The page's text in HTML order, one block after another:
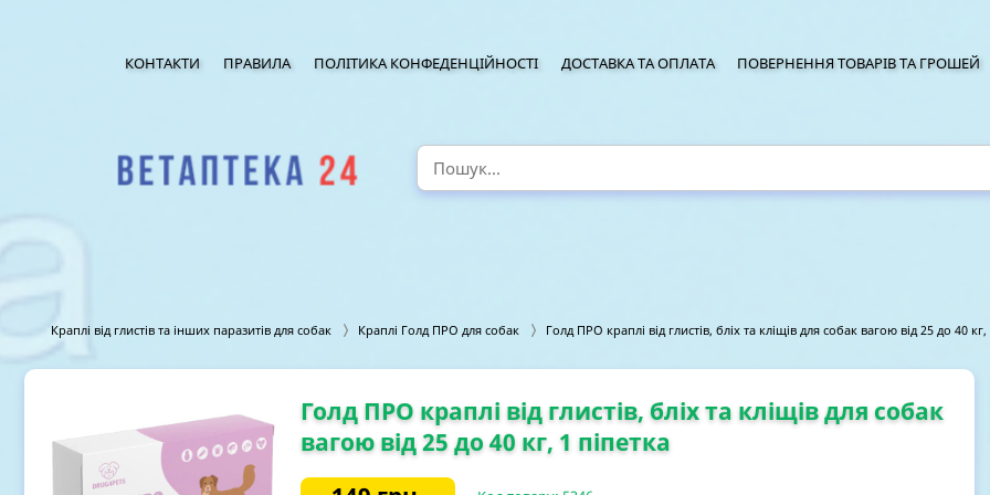
КОНТАКТИ ПРАВИЛА ПОЛІТИКА КОНФЕДЕНЦІЙНОСТІ ДОСТАВКА ТА ОПЛАТА ПОВЕРНЕННЯ ТОВАРІВ ТА ГРОШЕЙ
Краплі від глистів та інших паразитів для собак Краплі Голд ПРО для собак Голд ПРО краплі від глистів, бліх та кліщів для собак вагою від 25 до 40 кг,
Голд ПРО краплі від глистів, бліх та кліщів для собак
вагою від 25 до 40 кг, 1 піпетка